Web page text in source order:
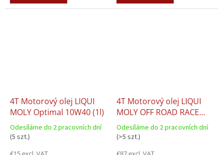
4T Motorový olej LIQUI
MOLY Optimal 10W40 (1l)
Odesíláme do 2 pracovních dní
(5 szt.)
4T Motorový olej LIQUI
MOLY OFF ROAD RACE
10W50 (4l)
Odesíláme do 2 pracovních dní
(>5 szt.)